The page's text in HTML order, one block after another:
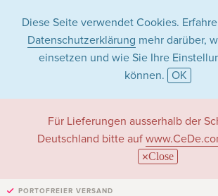
Diese Seite verwendet Cookies.
Datenschutzerklärung mehr darüber,
einsetzen und wie Sie Ihre
können. OK
Für Lieferungen ausserhalb der
Deutschland bitte auf
Close
PORTOFREIER VERSAND
Gustav Möller
Filme - Alle